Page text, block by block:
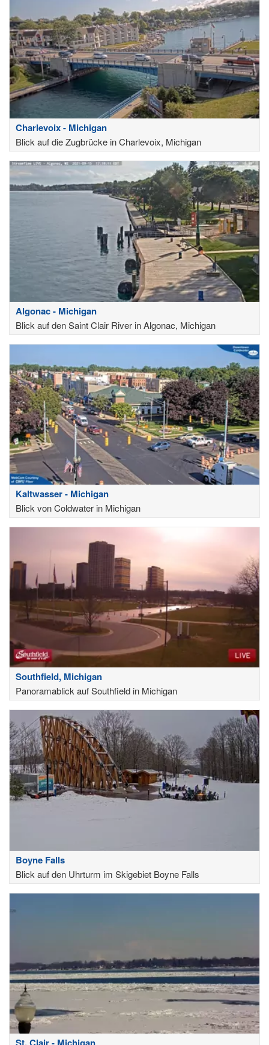
Charlevoix - Michigan
Blick auf die Zugbrücke in Charlevoix, Michigan
Algonac - Michigan
Blick auf den Saint Clair River in Algonac, Michigan
Kaltwasser - Michigan
Blick von Coldwater in Michigan
Southfield, Michigan
Panoramablick auf Southfield in Michigan
Boyne Falls
Blick auf den Uhrturm im Skigebiet Boyne Falls